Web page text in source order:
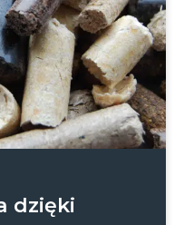
dzięki